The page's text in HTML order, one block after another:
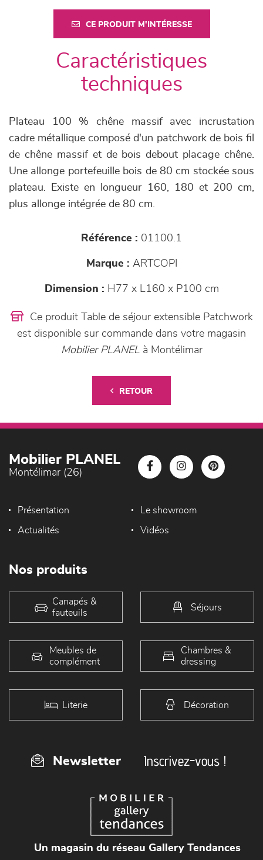
CE PRODUIT M'INTÉRESSE
Caractéristiques
techniques
Plateau 100 % chêne massif avec incrustation
cadre métallique composé d'un patchwork de bois fil
de chêne massif et de bois debout placage chêne.
Une allonge portefeuille bois de 80 cm stockée sous
plateau. Existe en longueur 160, 180 et 200 cm,
plus allonge intégrée de 80 cm.
Référence : 01100.1
Marque : ARTCOPI
Dimension : H77 x L160 x P100 cm
Ce produit Table de séjour extensible Patchwork
est disponible sur commande dans votre magasin
Mobilier PLANELà Montélimar
RETOUR
Mobilier PLANEL
Montélimar (26)
Présentation Le showroom
Actualités Vidéos
Nos produits
Canapés &
fauteuils
Séjours
Meubles de
complément
Chambres &
dressing
Literie Décoration
Newsletter Inscrivez-vous !
Un magasin du réseau Gallery Tendances